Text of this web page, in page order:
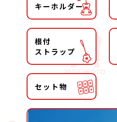
キーホルダー
根付
ストラップ
セット物